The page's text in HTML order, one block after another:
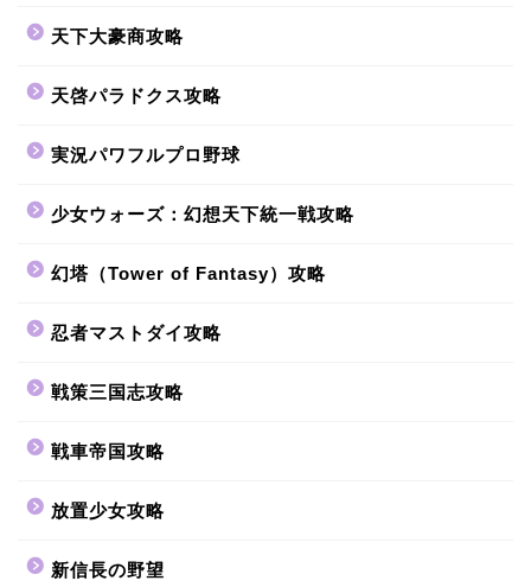
天下大豪商攻略
天啓パラドクス攻略
実況パワフルプロ野球
少女ウォーズ：幻想天下統一戦攻略
幻塔（Tower of Fantasy）攻略
忍者マストダイ攻略
戦策三国志攻略
戦車帝国攻略
放置少女攻略
新信長の野望